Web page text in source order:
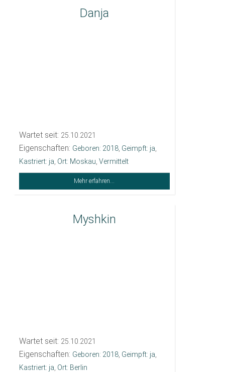
Danja
Wartet seit: 25.10.2021
Eigenschaften: Geboren: 2018, Geimpft: ja
Kastriert: ja Ort: Moskau Vermittelt
Mehr erfahren...
Myshkin
Wartet seit: 25.10.2021
Eigenschaften: Geboren: 2018, Geimpft: ja
Kastriert: ja Ort: Berlin